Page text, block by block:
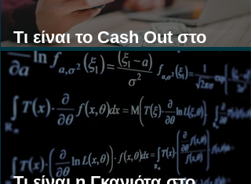
Τι είναι το Cash Out στο
Στοίχημα;